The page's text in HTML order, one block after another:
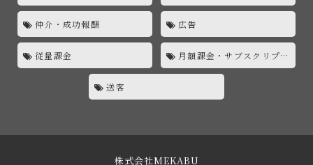
仲介・成功報酬 広告
従量課金 月額課金・サブスクリプション
送客
株式会社MEKABU